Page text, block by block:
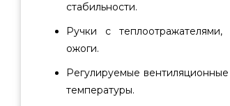
стабильности.
Ручки с
ожоги.
Регулируемые
температуры.